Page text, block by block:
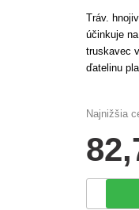
Tráv.
účinkuje
truskavec
ďatelinu
Najnižšia
82